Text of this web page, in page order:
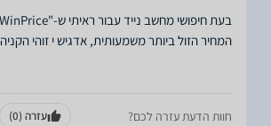
המחיר הזול ביותר משמעותית, אדגיש י זוהי הקניה
חוות הדעת עזרה לכם? עזרה (0)